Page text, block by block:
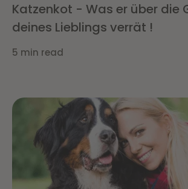
Katzenkot - Was er über die
deines Lieblings verrät !
5 min read